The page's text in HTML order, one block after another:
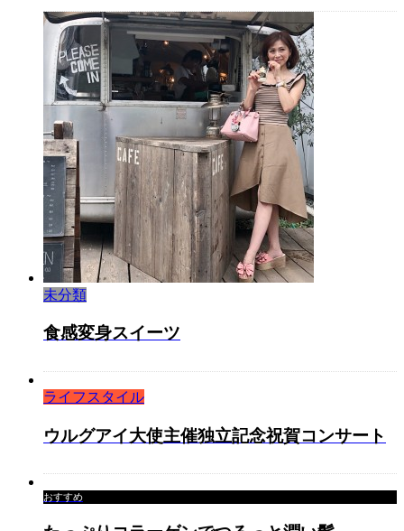
未分類
食感変身スイーツ
ライフスタイル
ウルグアイ大使主催独立記念祝賀コンサート
おすすめ